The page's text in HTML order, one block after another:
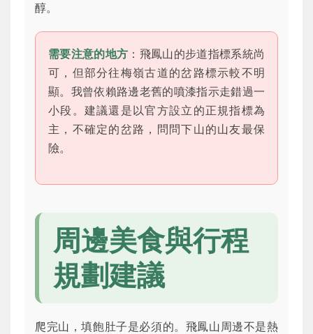
醇。
需要注意的地方 ：飛鳳山的步道指標系統尚
可，但部分往梅嶺古道的岔路標示較不明
顯。我曾依賴路邊老舊的噴漆指示走錯過一
小段。建議還是以官方設立的正規指標為
主，不確定的岔路，問問下山的山友最保
險。
周邊美食與行程
規劃建議
爬完山，填飽肚子是必須的。飛鳳山周邊不是熱